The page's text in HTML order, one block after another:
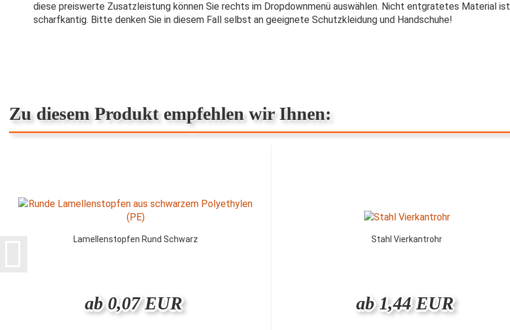
diese preiswerte Zusatzleistung können Sie rechts im Dropdownmenü auswählen. Nicht entgratetes Material ist
scharfkantig. Bitte denken Sie in diesem Fall selbst an geeignete Schutzkleidung und Handschuhe!
Zu diesem Produkt empfehlen wir Ihnen:
Lamellenstopfen Rund Schwarz
ab 0,07 EUR
Stahl Vierkantrohr
ab 1,44 EUR